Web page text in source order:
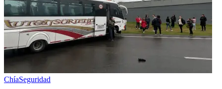
ChíaSeguridad